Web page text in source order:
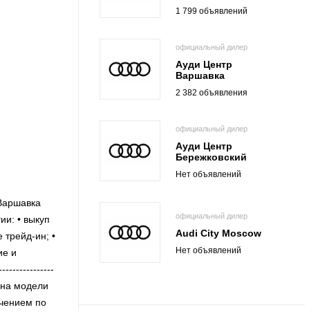
• выкуп
трейд-ин; •
и
модели
по
1 799 объявлений
официальный дилер
Ауди Центр
Варшавка
2 382 объявления
официальный дилер
Ауди Центр
Бережковский
Нет объявлений
официальный дилер
Audi City Moscow
Нет объявлений